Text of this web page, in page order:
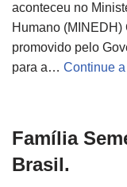
aconteceu no
Humano
promovido pelo
para a… Continue
Família
Brasil.